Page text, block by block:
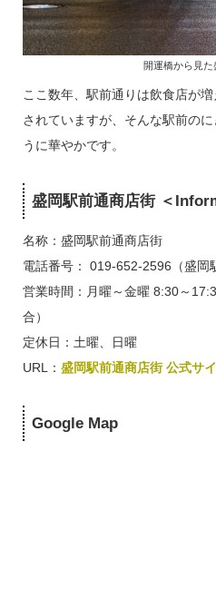
開運橋から見た
ここ数年、駅前通りは飲食店が
されていますが、そんな駅前の
うに華やかです。
盛岡駅前通商店街 ＜
名称：盛岡駅前通商店街
電話番号：
019-652-2596（盛岡
営業時間：月曜～金曜 8:30～
合）
定休日：土曜、日曜
URL： 盛岡駅前通商店街 公式サ
Google Map